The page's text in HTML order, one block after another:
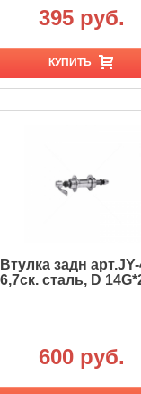
395 руб.
КУПИТЬ
Втулка задн
6,7ск. сталь, D
600 руб.